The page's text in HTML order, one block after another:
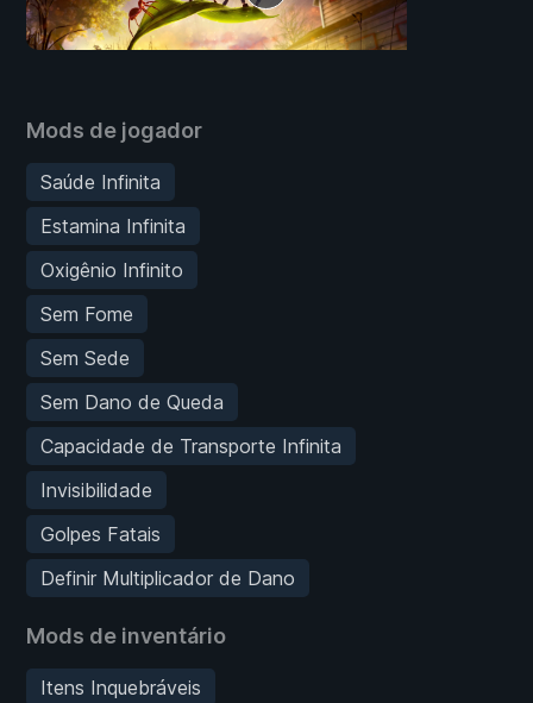
Mods de jogador
Saúde Infinita
Estamina Infinita
Oxigênio Infinito
Sem Fome
Sem Sede
Sem Dano de Queda
Capacidade de Transporte Infinita
Invisibilidade
Golpes Fatais
Definir Multiplicador de Dano
Mods de inventário
Itens Inquebráveis